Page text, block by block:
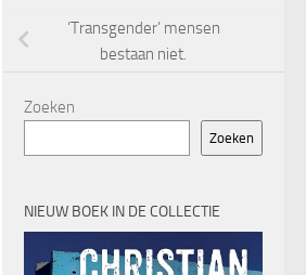
‘Transgender’ mensen
bestaan niet.
Zoeken
Zoeken
NIEUW BOEK IN DE COLLECTIE